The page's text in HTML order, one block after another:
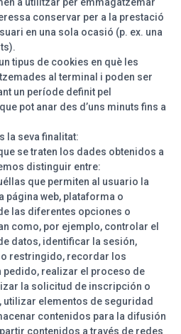
conservar per a la prestació
en una sola ocasió (p. ex. una
tipus de cookies en què les
al terminal i poden ser
un període definit pel
pot anar des d’uns minuts fins a
la seva finalitat:
se traten los dades obtenidos a
distinguir entre:
que permiten al usuario la
página web, plataforma o
las diferentes opciones o
como, por ejemplo, controlar el
datos, identificar la sesión,
restringido, recordar los
pedido, realizar el proceso de
la solicitud de inscripción o
utilizar elementos de seguridad
contenidos para la difusión
contenidos a través de redes